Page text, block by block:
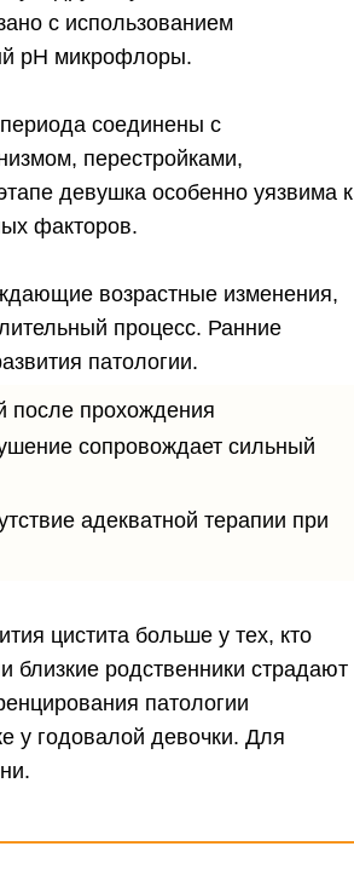
с использованием
рН микрофлоры.
соединены с
перестройками,
девушка особенно уязвима к
факторов.
возрастные изменения,
процесс. Ранние
патологии.
после прохождения
сопровождает сильный
адекватной терапии при
цистита больше у тех, кто
близкие родственники страдают
патологии
у годовалой девочки. Для